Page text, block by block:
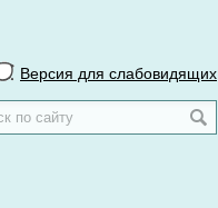
Версия для слабовидящих